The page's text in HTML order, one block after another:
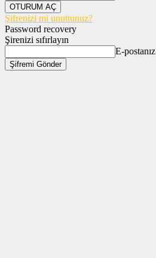
Şifrenizi mi unuttunuz?
Password recovery
Şirenizi sıfırlayın
E-postanız